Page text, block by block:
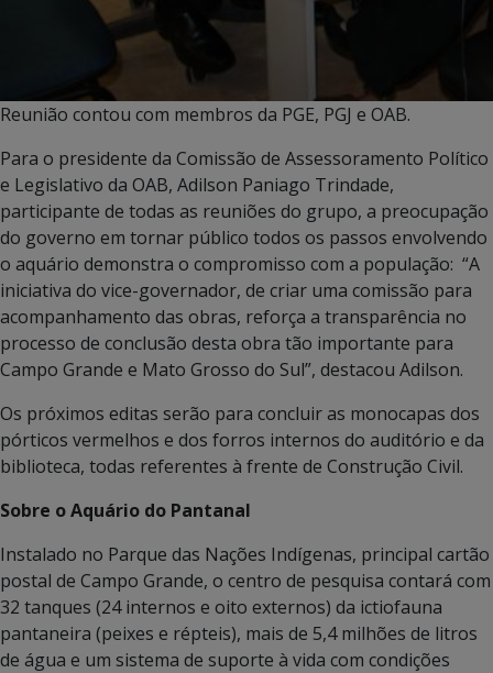
Reunião contou com membros da PGE, PGJ e OAB.
Para o presidente da Comissão de Assessoramento Político
e Legislativo da OAB, Adilson Paniago Trindade,
participante de todas as reuniões do grupo, a preocupação
do governo em tornar público todos os passos envolvendo
o aquário demonstra o compromisso com a população: “A
iniciativa do vice-governador, de criar uma comissão para
acompanhamento das obras, reforça a transparência no
processo de conclusão desta obra tão importante para
Campo Grande e Mato Grosso do Sul”, destacou Adilson.
Os próximos editas serão para concluir as monocapas dos
pórticos vermelhos e dos forros internos do auditório e da
biblioteca, todas referentes à frente de Construção Civil.
Sobre o Aquário do Pantanal
Instalado no Parque das Nações Indígenas, principal cartão
postal de Campo Grande, o centro de pesquisa contará com
32 tanques (24 internos e oito externos) da ictiofauna
pantaneira (peixes e répteis), mais de 5,4 milhões de litros
de água e um sistema de suporte à vida com condições